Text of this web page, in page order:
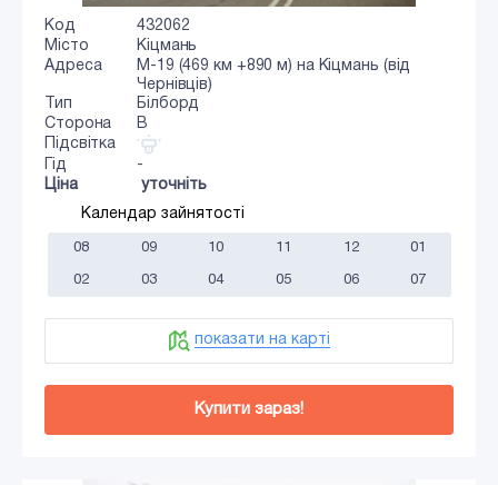
Код
432062
Місто
Кіцмань
Адреса
М-19 (469 км +890 м) на Кіцмань (від
Чернівців)
Тип
Білборд
Сторона
B
Підсвітка
Гід
-
Ціна
уточніть
Календар зайнятості
08 09 10 11 12 01
02 03 04 05 06 07
показати на карті
Купити зараз!